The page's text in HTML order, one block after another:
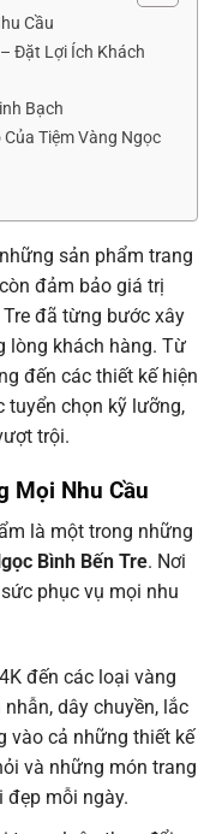
Cầu
Đặt Lợi Ích Khách
Bạch
Tiệm Vàng Ngọc
sản phẩm trang
đảm bảo giá trị
đã từng bước xây
lòng khách hàng. Từ
đến các thiết kế hiện
chọn kỹ lưỡng,
trội.
Mọi Nhu Cầu
là một trong những
Bình Bến Tre. Nơi
phục vụ mọi nhu
đến các loại vàng
dây chuyền, lắc
vào cả những thiết kế
và những món trang
đẹp mỗi ngày.